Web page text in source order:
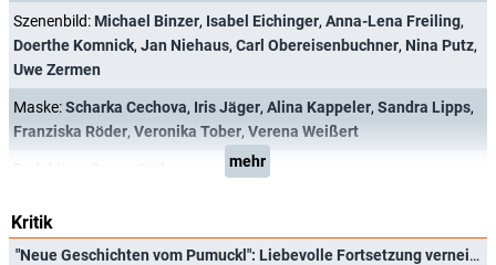
Szenenbild: Michael Binzer, Isabel Eichinger, Anna-Lena Freiling,
Doerthe Komnick, Jan Niehaus, Carl Obereisenbuchner, Nina Putz,
Uwe Zermen
Maske:Scharka Cechova, Iris Jäger, Alina Kappeler, Sandra Lipps,
Franziska Röder, Veronika Tober, Verena Weißert
mehr
Kritik
"Neue Geschichten vom Pumuckl": Liebevolle Fortsetzung verneigt sich vor dem Original, ohne altbacken zu sein